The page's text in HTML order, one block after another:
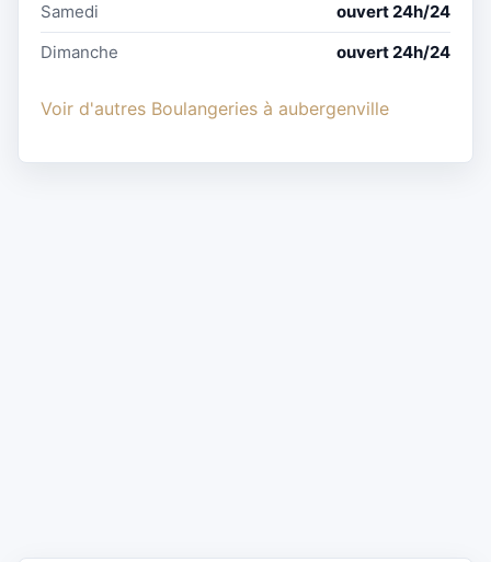
Samedi
ouvert 24h/24
Dimanche
ouvert 24h/24
Voir d'autres Boulangeries à aubergenville